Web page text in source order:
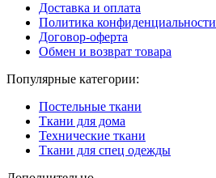
Доставка и оплата
Политика конфиденциальности
Договор-оферта
Обмен и возврат товара
Популярные категории:
Постельные ткани
Ткани для дома
Технические ткани
Ткани для спец одежды